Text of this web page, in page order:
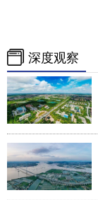
深度观察